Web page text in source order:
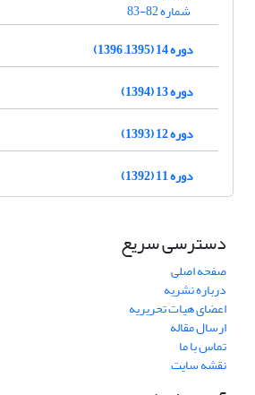
شماره 82-83
دوره 14 (1395, 1396)
دوره 13 (1394)
دوره 12 (1393)
دوره 11 (1392)
دسترسی سریع
صفحه اصلی
درباره نشریه
اعضای هیات تحریریه
ارسال مقاله
تماس با ما
نقشه سایت